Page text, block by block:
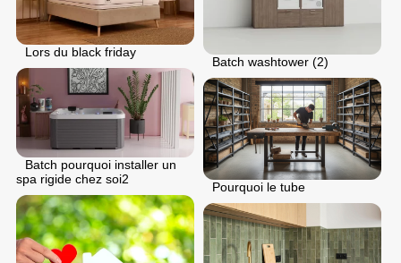
Batch washtower (2)
Lors du black friday
Batch pourquoi installer un
spa rigide chez soi2
Pourquoi le tube